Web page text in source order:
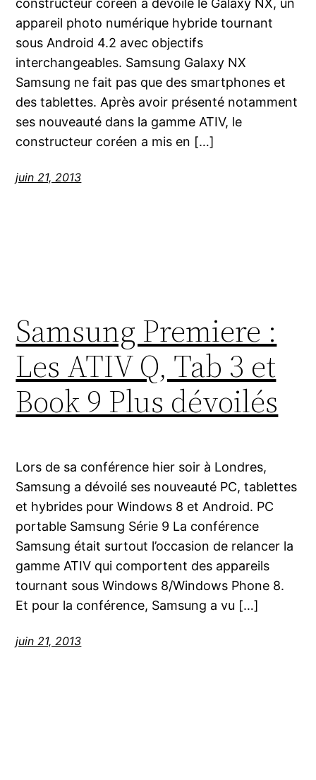
appareil photo numérique hybride tournant
sous Android 4.2 avec objectifs
interchangeables. Samsung Galaxy NX
Samsung ne fait pas que des smartphones et
des tablettes. Après avoir présenté notamment
ses nouveauté dans la gamme ATIV, le
constructeur coréen a mis en […]
juin 21, 2013
Samsung Premiere :
Les ATIV Q, Tab 3 et
Book 9 Plus dévoilés
Lors de sa conférence hier soir à Londres,
Samsung a dévoilé ses nouveauté PC, tablettes
et hybrides pour Windows 8 et Android. PC
portable Samsung Série 9 La conférence
Samsung était surtout l’occasion de relancer la
gamme ATIV qui comportent des appareils
tournant sous Windows 8/Windows Phone 8.
Et pour la conférence, Samsung a vu […]
juin 21, 2013